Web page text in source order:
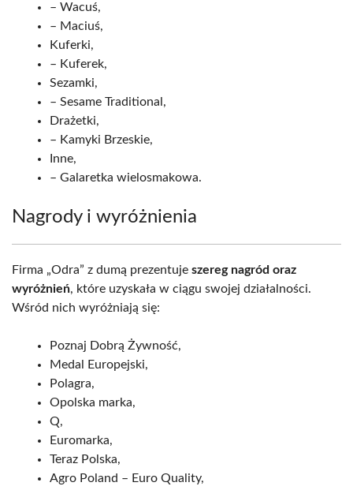
– Wacuś,
– Maciuś,
Kuferki,
– Kuferek,
Sezamki,
– Sesame Traditional,
Drażetki,
– Kamyki Brzeskie,
Inne,
– Galaretka wielosmakowa.
Nagrody i wyróżnienia
Firma „Odra” z dumą prezentuje szereg nagród oraz
wyróżnień, które uzyskała w ciągu swojej działalności.
Wśród nich wyróżniają się:
Poznaj Dobrą Żywność,
Medal Europejski,
Polagra,
Opolska marka,
Q,
Euromarka,
Teraz Polska,
Agro Poland – Euro Quality,